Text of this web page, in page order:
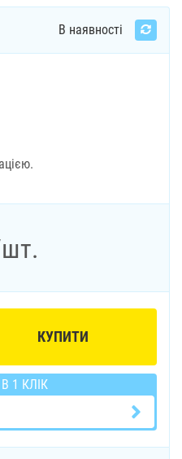
В наявності
КУПИТИ
1 КЛІК